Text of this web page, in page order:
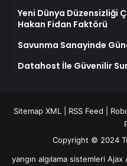
Yeni Dünya Düzensizliği
Hakan Fidan Faktörü
Savunma Sanayinde
Datahost İle Güvenilir
Sitemap XML RSS Feed
Copyright © 2024
yangın algılama sistemleri Ajax